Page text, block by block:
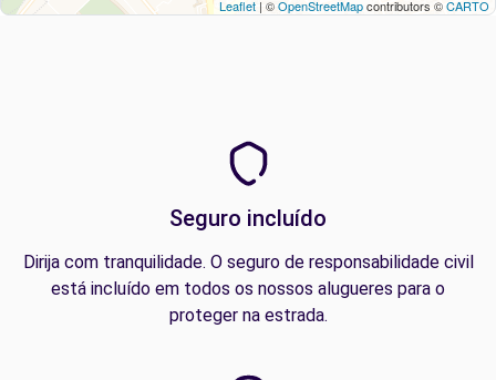
Leaflet | ©OpenStreetMapcontributors ©CARTO
Seguro incluído
Dirija com tranquilidade. O seguro de responsabilidade civil
está incluído em todos os nossos alugueres para o
proteger na estrada.